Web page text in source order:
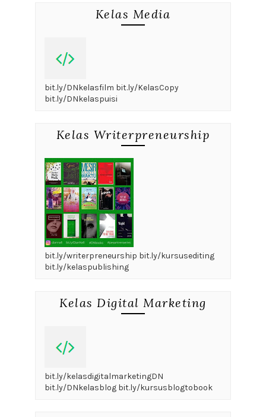
Kelas Media
bit.ly/DNkelasfilm bit.ly/KelasCopy
bit.ly/DNkelaspuisi
Kelas Writerpreneurship
bit.ly/writerpreneurship bit.ly/kursusediting
bit.ly/kelaspublishing
Kelas Digital Marketing
bit.ly/kelasdigitalmarketingDN
bit.ly/DNkelasblog bit.ly/kursusblogtobook